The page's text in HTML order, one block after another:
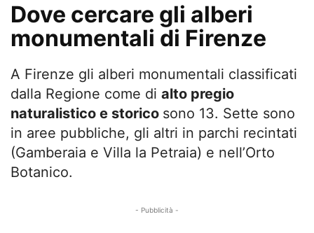
Dove cercare gli alberi
monumentali di Firenze
A Firenze gli alberi monumentali classificati
dalla Regione come di alto pregio
naturalistico e storico sono 13. Sette sono
in aree pubbliche, gli altri in parchi recintati
(Gamberaia e Villa la Petraia) e nell’Orto
Botanico.
- Pubblicità -